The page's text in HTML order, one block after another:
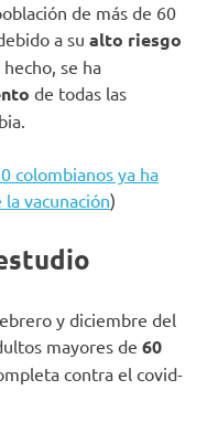
de más de 60
a su alto riesgo
se ha
de todas las
colombianos ya ha
vacunación)
y diciembre del
mayores de 60
contra el covid-